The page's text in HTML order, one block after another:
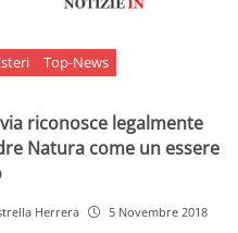
Top-News
riconosce legalmente
Natura come un essere
Herrera 5 Novembre 2018